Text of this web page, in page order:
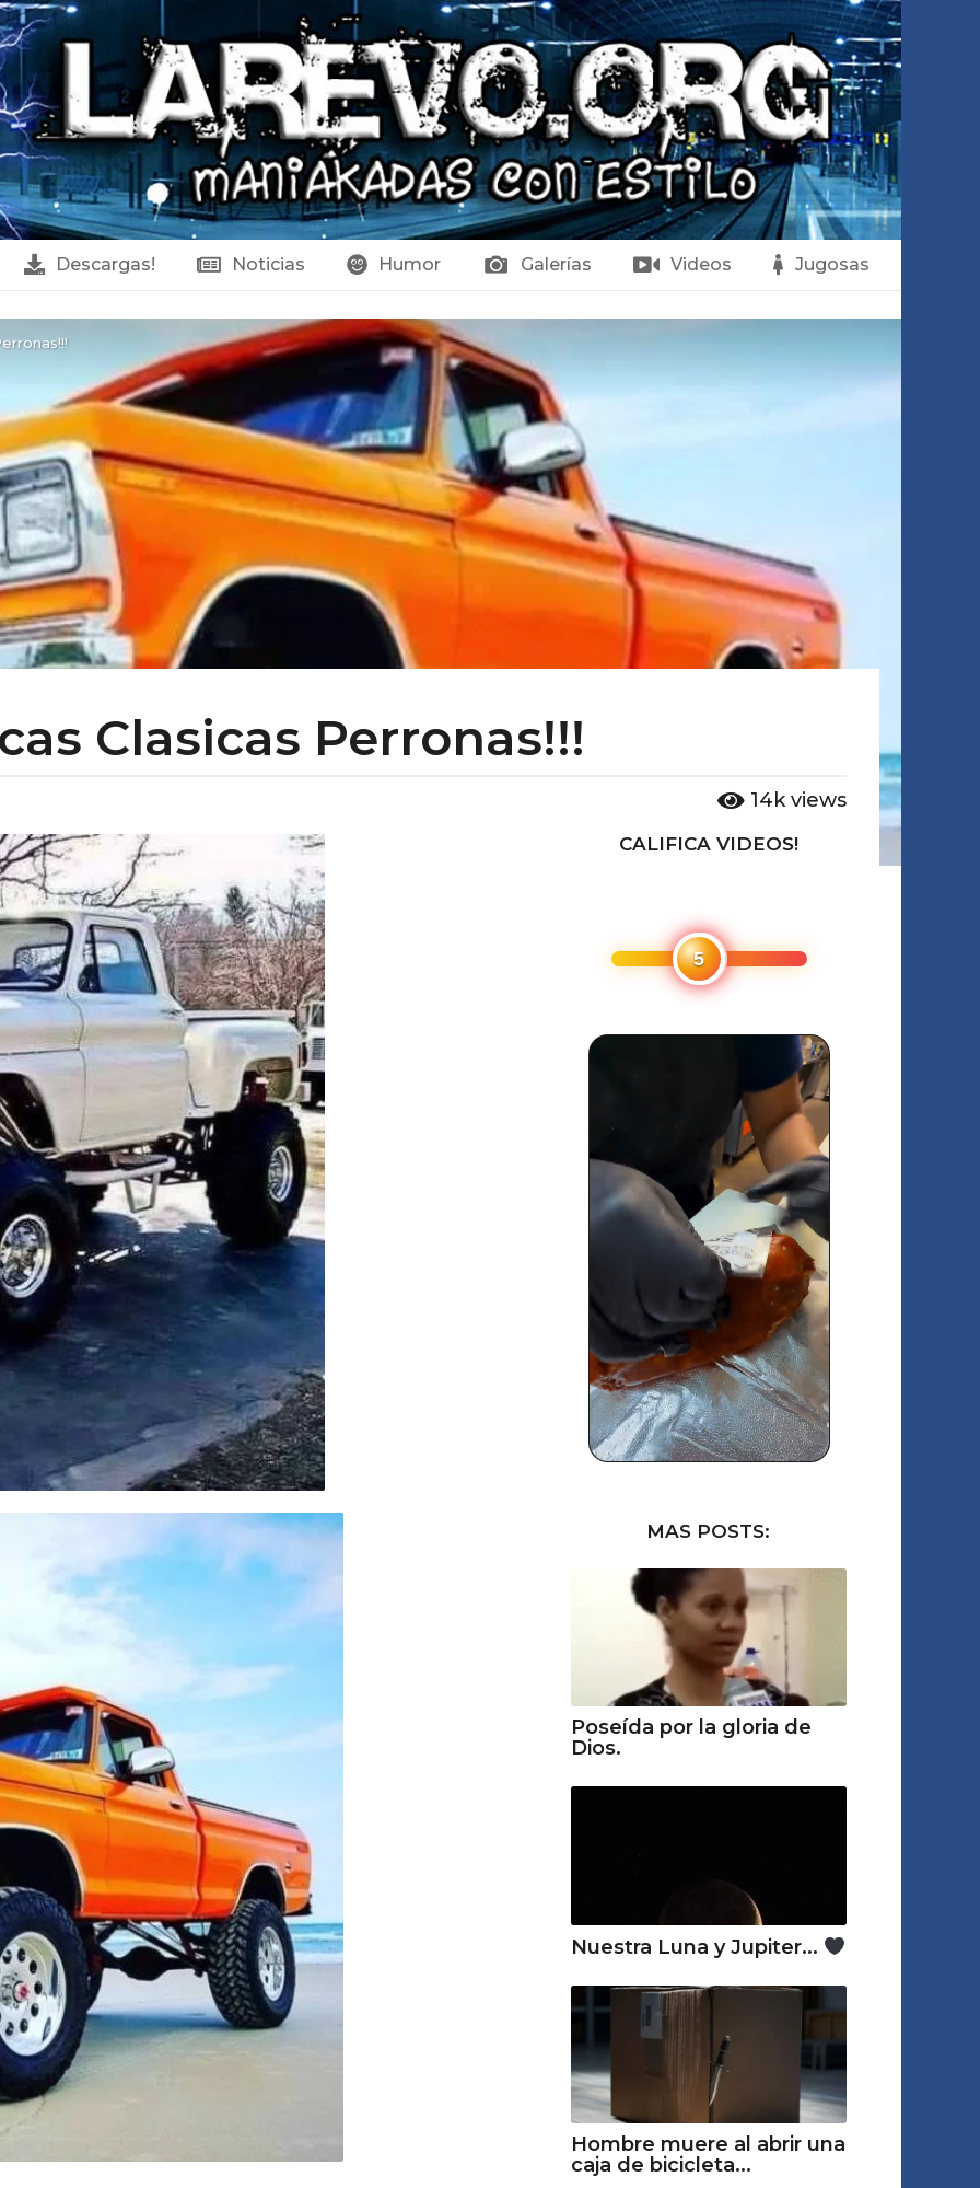
Descargas! Noticias Humor Galerías Videos Jugosas
Clasicas Perronas!!!
14k views
CALIFICA VIDEOS!
MAS POSTS:
Poseída por la gloria de
Dios.
Nuestra Luna y Jupiter...
Hombre muere al abrir una
caja de bicicleta...